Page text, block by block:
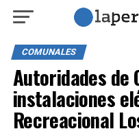
COMUNALES
Autoridades de
instalaciones
Recreacional